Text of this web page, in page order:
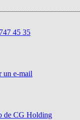
45 35
un e-mail
de CG Holding